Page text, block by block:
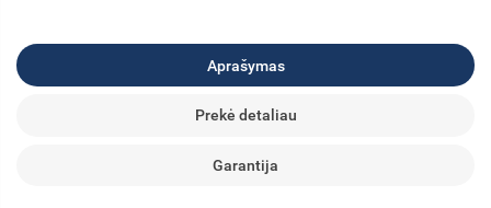
Aprašymas
Prekė detaliau
Garantija